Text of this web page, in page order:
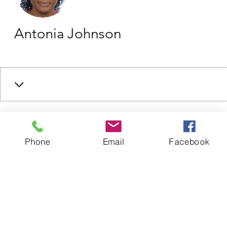
Antonia Johnson
Phone Email Facebook